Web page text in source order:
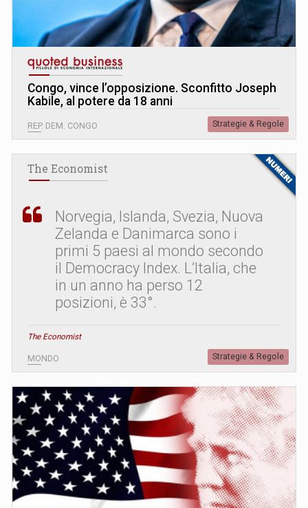
Congo, vince l’opposizione. Sconfitto Joseph
Kabile, al potere da 18 anni
REP. DEM. CONGO Strategie & Regole
The Economist
Norvegia, Islanda, Svezia, Nuova
Zelanda e Danimarca sono i
primi 5 paesi al mondo secondo
il Democracy Index. L’Italia, che
in un anno ha perso 12
posizioni, è 33°.
The Economist
MONDO Strategie & Regole